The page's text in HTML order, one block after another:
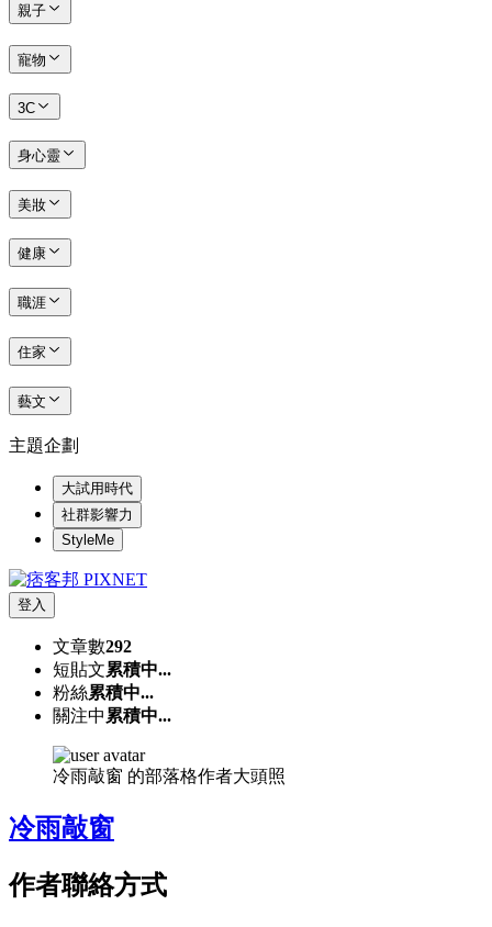
親子
寵物
3C
身心靈
美妝
健康
職涯
住家
藝文
主題企劃
大試用時代
社群影響力
StyleMe
登入
文章數292
短貼文累積中...
粉絲累積中...
關注中 累積中...
冷雨敲窗 的部落格作者大頭照
冷雨敲窗
作者聯絡方式